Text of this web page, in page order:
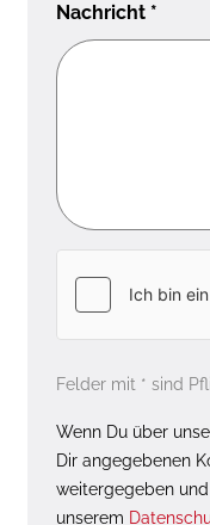
Nachricht *
Felder mit * sind
Wenn Du über
Dir angegebenen
weitergegeben
unserem